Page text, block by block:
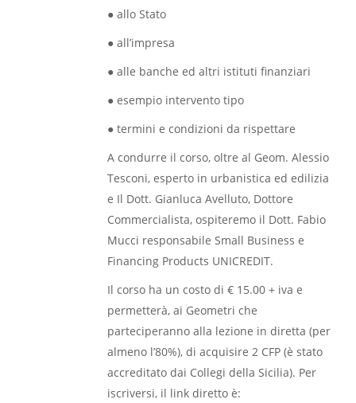
● allo Stato
● all’impresa
● alle banche ed altri istituti finanziari
● esempio intervento tipo
● termini e condizioni da rispettare
A condurre il corso, oltre al Geom. Alessio
Tesconi, esperto in urbanistica ed edilizia
e Il Dott. Gianluca Avelluto, Dottore
Commercialista, ospiteremo il Dott. Fabio
Mucci responsabile Small Business e
Financing Products UNICREDIT.
Il corso ha un costo di € 15.00 + iva e
permetterà, ai Geometri che
parteciperanno alla lezione in diretta (per
almeno l’80%), di acquisire 2 CFP (è stato
accreditato dai Collegi della Sicilia). Per
iscriversi, il link diretto è: